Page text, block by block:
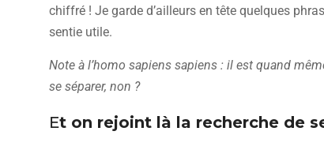
chiffré ! Je garde d’ailleurs en tête quelques
sentie utile.
Note à l’homo sapiens sapiens : il est quand
se séparer, non ?
Et on rejoint là la recherche de